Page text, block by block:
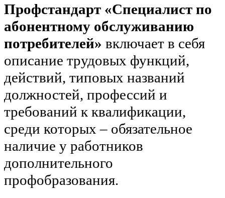
Профстандарт «Специалист по
абонентному обслуживанию
потребителей» включает в себя
описание трудовых функций,
действий, типовых названий
должностей, профессий и
требований к квалификации,
среди которых – обязательное
наличие у работников
дополнительного
профобразования.